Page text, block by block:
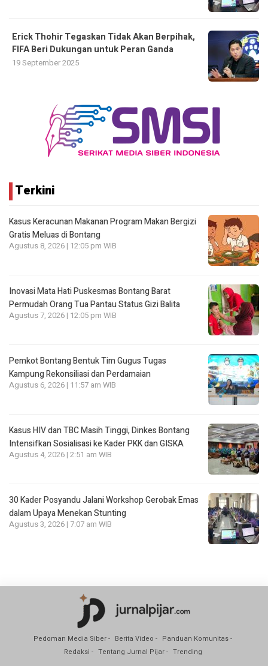
Erick Thohir Tegaskan Tidak Akan Berpihak,
FIFA Beri Dukungan untuk Peran Ganda
19 September 2025
Terkini
Kasus Keracunan Makanan Program Makan Bergizi
Gratis Meluas di Bontang
Agustus 8, 2026 | 12:05 pm WIB
Inovasi Mata Hati Puskesmas Bontang Barat
Permudah Orang Tua Pantau Status Gizi Balita
Agustus 7, 2026 | 12:05 pm WIB
Pemkot Bontang Bentuk Tim Gugus Tugas
Kampung Rekonsiliasi dan Perdamaian
Agustus 6, 2026 | 11:57 am WIB
Kasus HIV dan TBC Masih Tinggi, Dinkes Bontang
Intensifkan Sosialisasi ke Kader PKK dan GISKA
Agustus 4, 2026 | 2:51 am WIB
30 Kader Posyandu Jalani Workshop Gerobak Emas
dalam Upaya Menekan Stunting
Agustus 3, 2026 | 7:07 am WIB
Pedoman Media Siber Berita Video
Panduan Komunitas
Redaksi
Tentang Jurnal Pijar Trending